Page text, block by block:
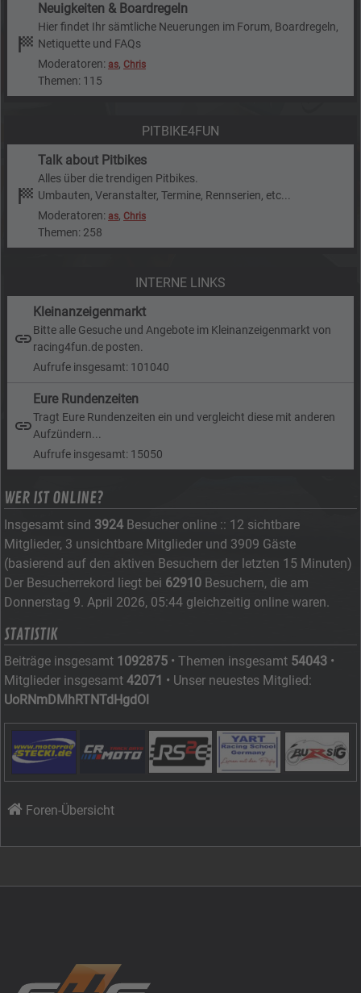
Neuigkeiten & Boardregeln
Hier findet Ihr sämtliche Neuerungen im Forum, Boardregeln,
Netiquette und FAQs
Moderatoren: as, Chris
Themen: 115
PITBIKE4FUN
Talk about Pitbikes
Alles über die trendigen Pitbikes.
Umbauten, Veranstalter, Termine, Rennserien, etc...
Moderatoren: as, Chris
Themen: 258
INTERNE LINKS
Kleinanzeigenmarkt
Bitte alle Gesuche und Angebote im Kleinanzeigenmarkt von
racing4fun.de posten.
Aufrufe insgesamt: 101040
Eure Rundenzeiten
Tragt Eure Rundenzeiten ein und vergleicht diese mit anderen
Aufzündern...
Aufrufe insgesamt: 15050
WER IST ONLINE?
Insgesamt sind 3924 Besucher online :: 12 sichtbare
Mitglieder, 3 unsichtbare Mitglieder und 3909 Gäste
(basierend auf den aktiven Besuchern der letzten 15 Minuten)
Der Besucherrekord liegt bei 62910 Besuchern, die am
Donnerstag 9. April 2026, 05:44 gleichzeitig online waren.
STATISTIK
Beiträge insgesamt 1092875 • Themen insgesamt 54043 •
Mitglieder insgesamt 42071 • Unser neuestes Mitglied:
UoRNmDMhRTNTdHgdOl
Foren-Übersicht